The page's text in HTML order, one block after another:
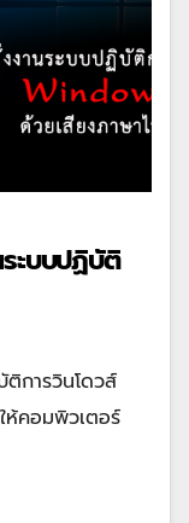
ะบบปฏิบัติ
การวินโดวส์
ห้คอมพิวเตอร์